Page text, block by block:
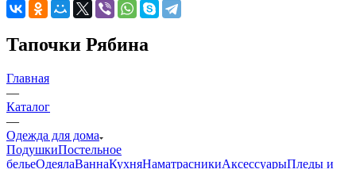
Тапочки Рябина
Главная
—
Каталог
—
Одежда для дома
ПодушкиПостельное
бельеОдеялаВаннаКухняНаматрасникиАксессуарыПледы и